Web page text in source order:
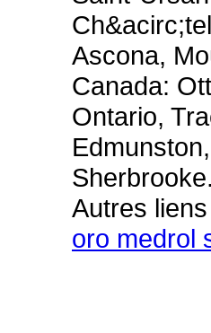
Ascona,
Canada:
Ontario,
Sherbrooke.
Autres
oro medrol